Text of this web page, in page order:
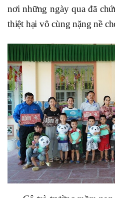
nơi những ngày qua đã
thiệt hại vô cùng nặng nề